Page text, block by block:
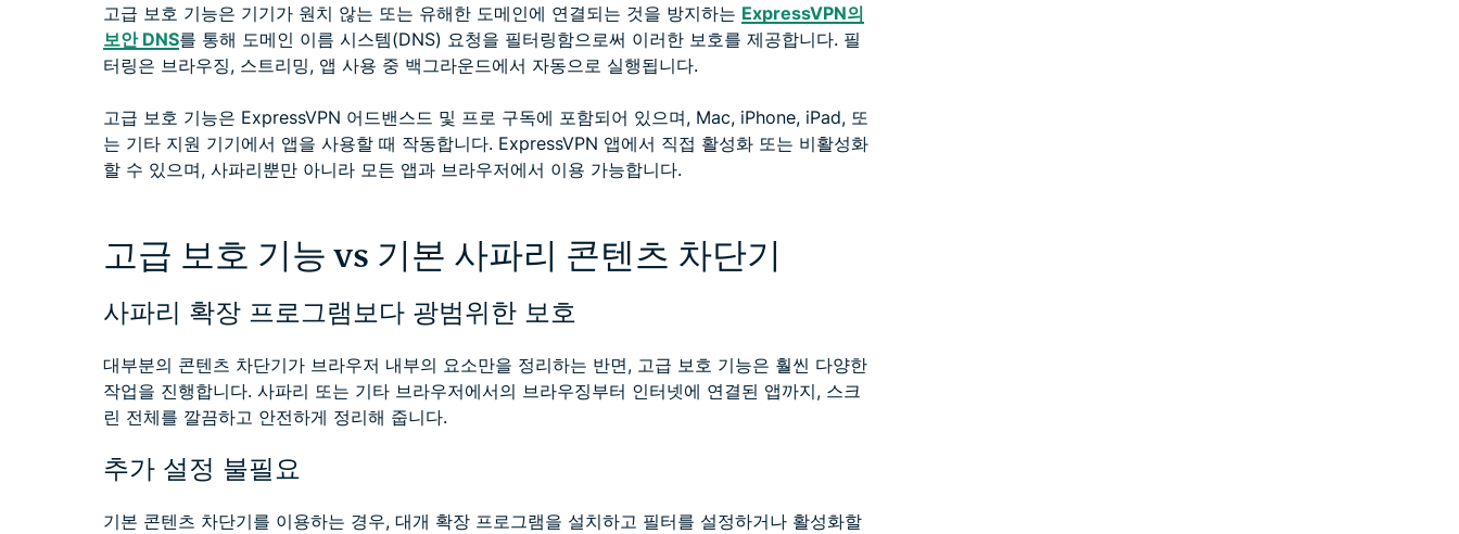
고급 보호 기능은 기기가 원치 않는 또는 유해한 도메인에 연결되는 것을 방지하는 ExpressVPN의
보안 DNS를 통해 도메인 이름 시스템(DNS) 요청을 필터링함으로써 이러한 보호를 제공합니다. 필
터링은 브라우징, 스트리밍, 앱 사용 중 백그라운드에서 자동으로 실행됩니다.
고급 보호 기능은 ExpressVPN 어드밴스드 및 프로 구독에 포함되어 있으며, Mac, iPhone, iPad, 또
는 기타 지원 기기에서 앱을 사용할 때 작동합니다. ExpressVPN 앱에서 직접 활성화 또는 비활성화
할 수 있으며, 사파리뿐만 아니라 모든 앱과 브라우저에서 이용 가능합니다.
고급 보호 기능 vs 기본 사파리 콘텐츠 차단기
사파리 확장 프로그램보다 광범위한 보호
대부분의 콘텐츠 차단기가 브라우저 내부의 요소만을 정리하는 반면, 고급 보호 기능은 훨씬 다양한
작업을 진행합니다. 사파리 또는 기타 브라우저에서의 브라우징부터 인터넷에 연결된 앱까지, 스크
린 전체를 깔끔하고 안전하게 정리해 줍니다.
추가 설정 불필요
기본 콘텐츠 차단기를 이용하는 경우, 대개 확장 프로그램을 설치하고 필터를 설정하거나 활성화할